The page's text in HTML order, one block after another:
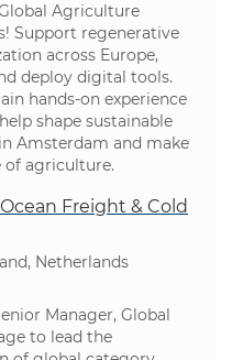
Agriculture
Support regenerative
across Europe,
deploy digital tools.
hands-on experience
shape sustainable
Amsterdam and make
of agriculture.
Freight & Cold
Netherlands
Manager, Global
to lead the